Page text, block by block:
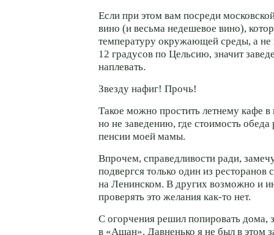
Если при этом вам посреди
вино (и весьма недешевое вино),
температуру окружающей среды, а
12 градусов по Цельсию, значит
наплевать.
Звезду нафиг! Прочь!
Такое можно простить летнему кафе в
но не заведению, где стоимость
пенсии моей мамы.
Впрочем, справедливости ради,
подвергся только один из ресторанов
на Ленинском. В других возможно и
проверять это желания как-то нет.
С огорчения решил попировать дома,
в «Ашан». Давненько я не был в этом